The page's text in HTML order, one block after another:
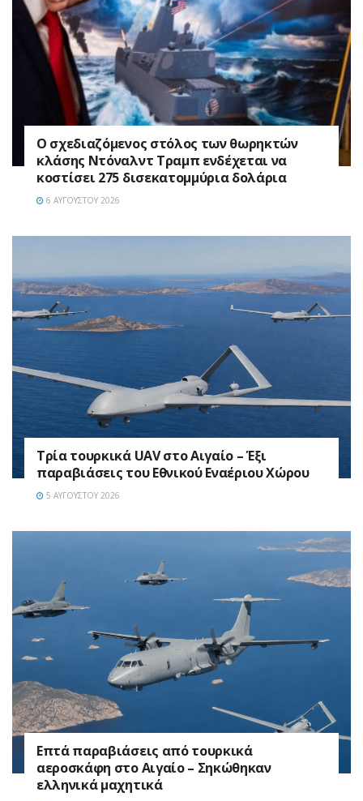
Ο σχεδιαζόμενος στόλος των θωρηκτών
κλάσης Ντόναλντ Τραμπ ενδέχεται να
κοστίσει 275 δισεκατομμύρια δολάρια
6 ΑΥΓΟΎΣΤΟΥ 2026
Τρία τουρκικά UAV στο Αιγαίο – Έξι
παραβιάσεις του Εθνικού Εναέριου Χώρου
5 ΑΥΓΟΎΣΤΟΥ 2026
Επτά παραβιάσεις από τουρκικά
αεροσκάφη στο Αιγαίο – Σηκώθηκαν
ελληνικά μαχητικά